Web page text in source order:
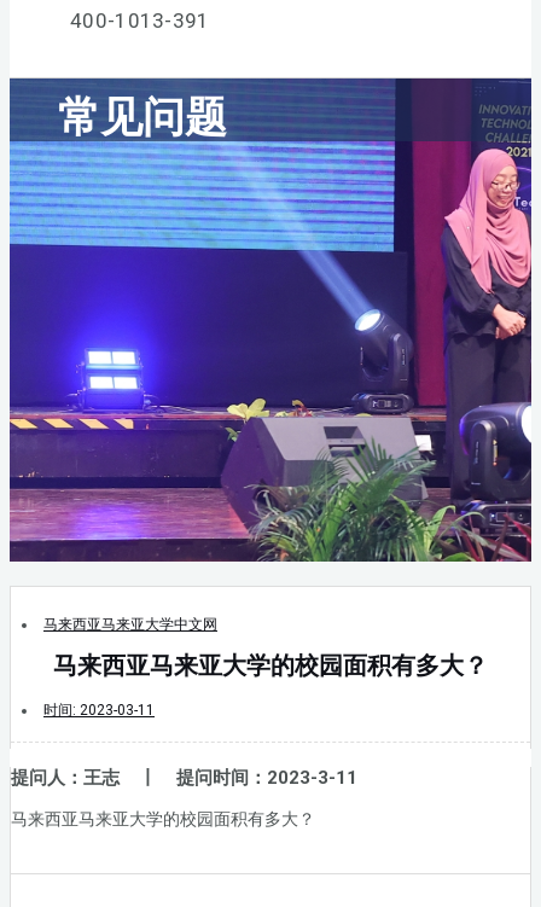
400-1013-391
常见问题
马来西亚马来亚大学中文网
马来西亚马来亚大学的校园面积有多大？
时间: 2023-03-11
提问人：王志 丨 提问时间：2023-3-11
马来西亚马来亚大学的校园面积有多大？